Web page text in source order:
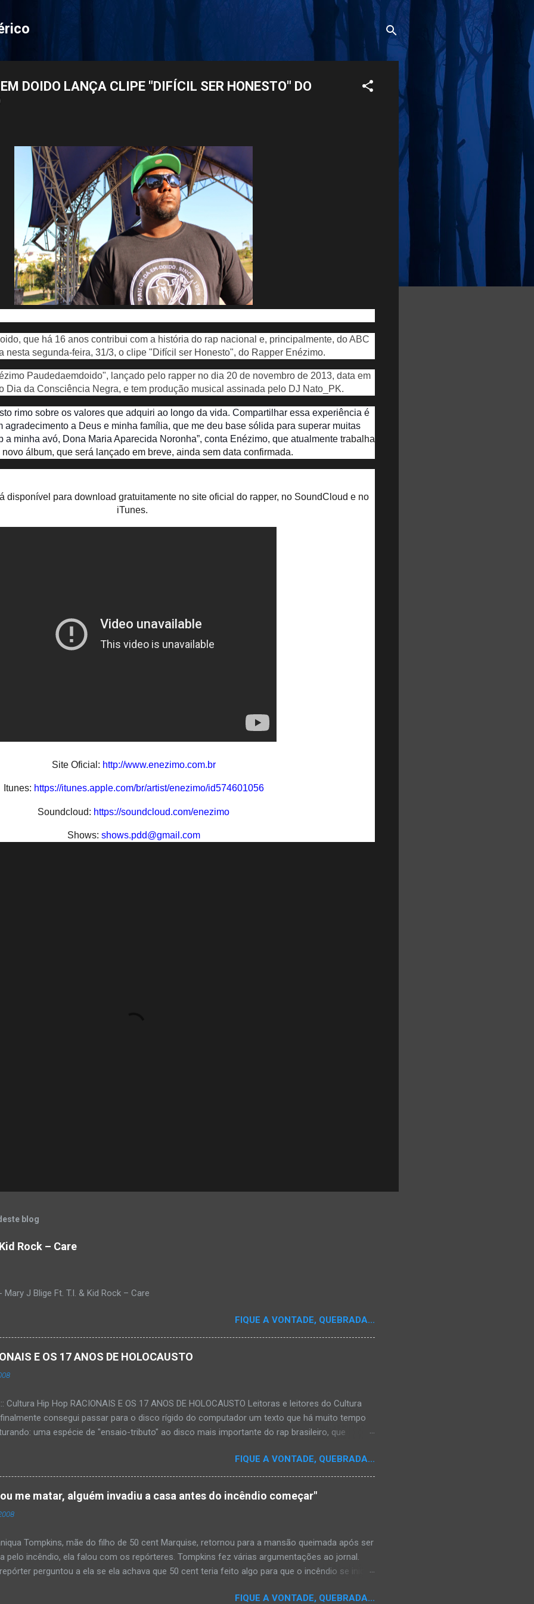
DOIDO LANÇA CLIPE "DIFÍCIL SER HONESTO" DO
que há 16 anos contribui com a história do rap nacional e, principalmente, do ABC
nesta segunda-feira, 31/3, o clipe "Difícil ser Honesto", do Rapper Enézimo.
Paudedaemdoido", lançado pelo rapper no dia 20 de novembro de 2013, data em
Dia da Consciência Negra, e tem produção musical assinada pelo DJ Nato_PK.
rimo sobre os valores que adquiri ao longo da vida. Compartilhar essa experiência é
agradecimento a Deus e minha família, que me deu base sólida para superar muitas
a minha avó, Dona Maria Aparecida Noronha”, conta Enézimo, que atualmente trabalha
novo álbum, que será lançado em breve, ainda sem data confirmada.
disponível para download gratuitamente no site oficial do rapper, no SoundCloud e no
iTunes.
Site Oficial: http://www.enezimo.com.br
Itunes: https://itunes.apple.com/br/artist/enezimo/id574601056
Soundcloud: https://soundcloud.com/enezimo
Shows: shows.pdd@gmail.com
blog
Rock – Care
Mary J Blige Ft. T.I. & Kid Rock – Care
FIQUE A VONTADE, QUEBRADA...
E OS 17 ANOS DE HOLOCAUSTO
Cultura Hip Hop RACIONAIS E OS 17 ANOS DE HOLOCAUSTO Leitoras e leitores do Cultura
consegui passar para o disco rígido do computador um texto que há muito tempo
uma espécie de "ensaio-tributo" ao disco mais importante do rap brasileiro, que
costume, uma pequena digressão. É muito disseminada em nosso país a crença de que o
tem memória. Fala-se muito por aí que não cultuamos nossos antepassados nem nossa
sociocultural. No que diz respeito ao hip-hop, cabe a nós, formadores de opinião
responsáveis, tentar mudar essa trajetória de descaso e esquecimento. Assim, o sítio
Hop tornou-se mais um dos espaços de preservação e disseminação da rica história do
FIQUE A VONTADE, QUEBRADA...
me matar, alguém invadiu a casa antes do incêndio começar"
Tompkins, mãe do filho de 50 cent Marquise, retornou para a mansão queimada após ser
pelo incêndio, ela falou com os repórteres. Tompkins fez várias argumentações ao jornal.
perguntou a ela se ela achava que 50 cent teria feito algo para que o incêndio se inicia-
mandando alguém para mata-lá e para asistir o que ele faz'. Tompkins disse que alguém
FIQUE A VONTADE, QUEBRADA...